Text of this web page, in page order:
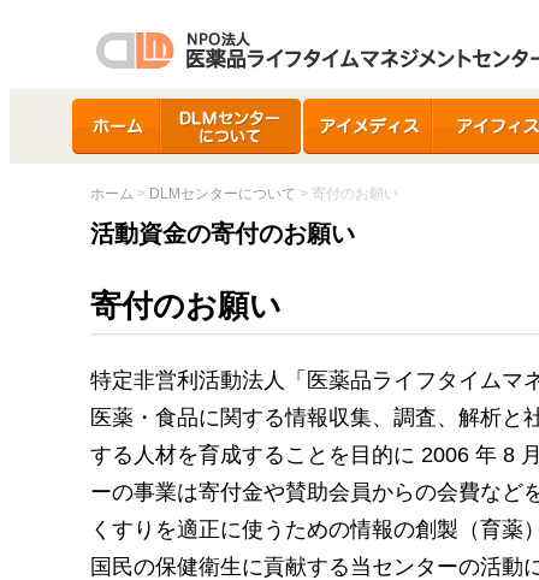
て
ホーム > DLMセンターについて > 寄付のお願い
活動資金の寄付のお願い
寄付のお願い
特定非営利活動法人「医薬品ライフタイムマ
医薬・食品に関する情報収集、調査、解析と
する人材を育成することを目的に 2006 年 8
ーの事業は寄付金や賛助会員からの会費など
くすりを適正に使うための情報の創製（育薬
国民の保健衛生に貢献する当センターの活動